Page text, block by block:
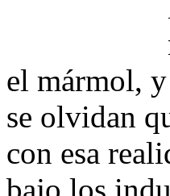
el mármol,
se olvidan
con esa